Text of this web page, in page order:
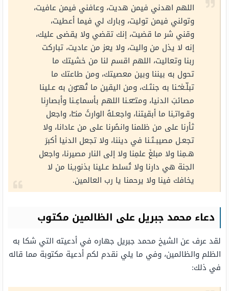
اللهم اهدني فيمن هديت، وعافني فيمن عافيت،
وتولني فيمن توليت، وبارك لي فيما أعطيت،
وقني شر ما قضيت، إنك تقضي ولا يقضى عليك،
إنه لا يذل من واليت، ولا يعز من عاديت، تباركت
ربنا وتعاليت، اللهم اقسم لنا من خشيتك ما
تحول به بيننا وبين معصيتك، ومن طاعتك ما
تبلّـغـُـنا به جنتَـك، ومن اليقين ما تُهـّون به عـلينا
مصائبَ الدنيا، ومتـّعـنا اللهم بأسماعِـنا وأبصارِنا
وقـواتـِنا ما أبقيتنا، واجعـلهُ الوارثَ منـّا، واجعل
ثأرنا على من ظلمنا وانصُرنا على من عادانا، ولا
تجعـل مصيبـتَـنا في ديننا، ولا تجعل الدنيا أكبرَ
هـمِنا ولا مبلغَ علمِنا ولا إلى النار مصيرنا، واجعل
الجنة هي دارنا ولا تُسلط عـلينا بذنوبـِنا من لا
يخافك فينا ولا يرحمنا يا رب العالمين.
دعاء محمد جبريل على الظالمين مكتوب
لقد عرف عن الشيخ محمد جبريل جهاره في أدعيته التي شكا به
الظلم والظالمين، وفي ما يلي نقدم لكم أدعية مكتوبة مما قاله
في ذلك: